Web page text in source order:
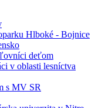
Hlboké - Bojnice
deťom
v oblasti lesníctva
s MV SR